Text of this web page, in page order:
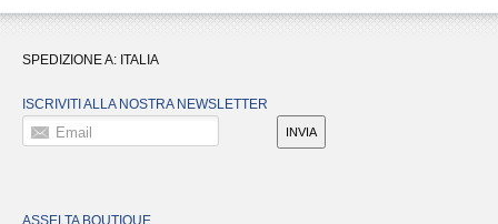
SPEDIZIONE A: ITALIA
ISCRIVITI ALLA NOSTRA NEWSLETTER
Email INVIA
ASSELTA BOUTIQUE